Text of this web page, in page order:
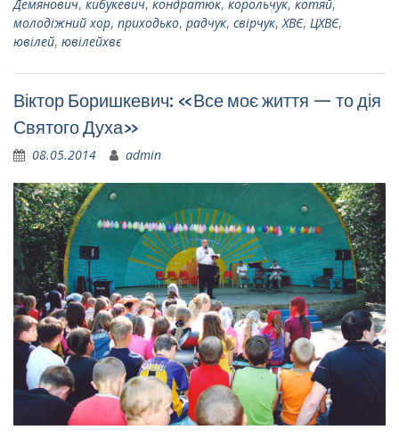
Демянович, кибукевич, кондратюк, корольчук, котяй,
молодіжний хор, приходько, радчук, свірчук,ХВЄ, ЦХВЄ,
ювілей, ювілейхвє
Віктор Боришкевич: «Все моє життя — то дія
Святого Духа»
08.05.2014 admin